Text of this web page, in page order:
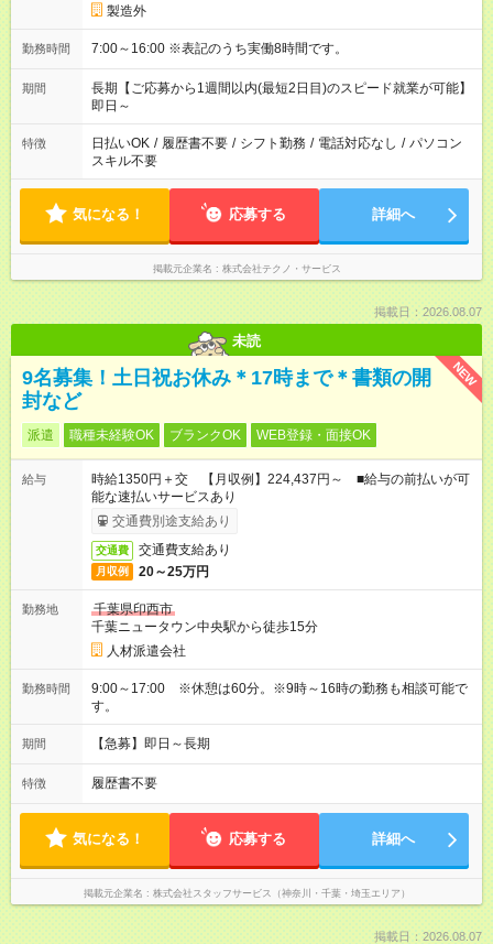
製造外
勤務時間 7:00～16:00 ※表記のうち実働8時間です。
期間
長期【ご応募から1週間以内(最短2日目)のスピード就業が可能】
即日～
特徴 日払いOK / 履歴書不要 / シフト勤務 / 電話対応なし / パソコン
スキル不要
気になる！ 応募する 詳細へ
掲載元企業名 株式会社テクノ・サービス
掲載日：2026.08.07
未読
NEW
9名募集！土日祝お休み＊17時まで＊書類の開
封など
派遣 職種未経験OK ブランクOK WEB登録・面接OK
給与
時給1350円＋交 【月収例】224,437円～ ■給与の前払いが可
能な速払いサービスあり
交通費別途支給あり
交通費 交通費支給あり
月収例 20～25万円
勤務地
千葉県印西市
千葉ニュータウン中央駅から徒歩15分
人材派遣会社
勤務時間
9:00～17:00 ※休憩は60分。※9時～16時の勤務も相談可能で
す。
期間 【急募】即日～長期
特徴 履歴書不要
気になる！ 応募する 詳細へ
掲載元企業名 株式会社スタッフサービス（神奈川・千葉・埼玉エリア）
掲載日：2026.08.07